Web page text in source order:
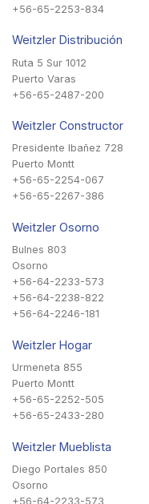
+56-65-2253-834
Weitzler Distribución
Ruta 5 Sur 1012
Puerto Varas
+56-65-2487-200
Weitzler Constructor
Presidente Ibañez 728
Puerto Montt
+56-65-2254-067
+56-65-2267-386
Weitzler Osorno
Bulnes 803
Osorno
+56-64-2233-573
+56-64-2238-822
+56-64-2246-181
Weitzler Hogar
Urmeneta 855
Puerto Montt
+56-65-2252-505
+56-65-2433-280
Weitzler Mueblista
Diego Portales 850
Osorno
+56-64-2233-573